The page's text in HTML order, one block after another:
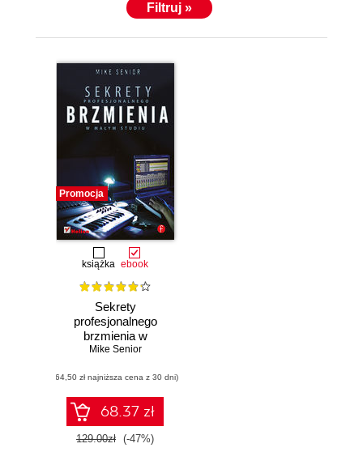
Filtruj »
Promocja
książka ebook
Sekrety
profesjonalnego
brzmienia w
małym studiu
Mike Senior
(64,50 zł najniższa cena z 30 dni)
68.37 zł
129.00zł (-47%)